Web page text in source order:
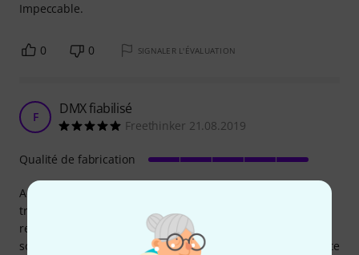
Impeccable.
0 0 SIGNALER L'ÉVALUATION
F DMX fiabilisé
Freethinker 21.08.2019
Acheté dans le but d'éliminer des problème de
transmission DMX avec des câbles... "très moyens" (pou
rester correct), j'ai atteint mon objectif avec ce câble. Câble
souple et surtout prises Neutrik qui ne laissent aucun doute
Qualité de fabrication